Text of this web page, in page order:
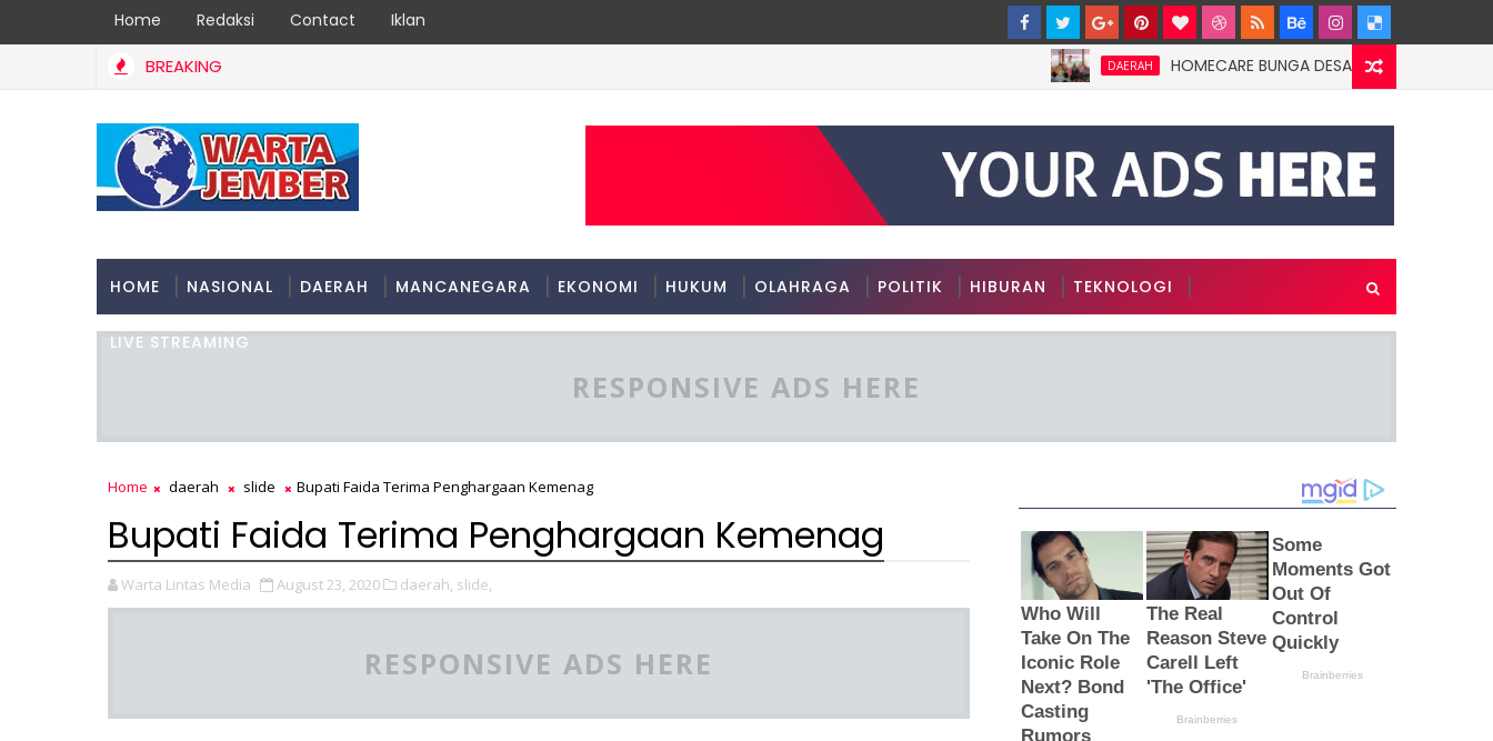
Home Redaksi Contact Iklan
BREAKING DAERAH HOMECARE BUNGA DESAKU DI ROWOTAMTU:
HOME NASIONAL DAERAH MANCANEGARA EKONOMI HUKUM OLAHRAGA POLITIK HIBURAN TEKNOLOGI
LIVE STREAMING
RESPONSIVE ADS HERE
Home daerah slide Bupati Faida Terima Penghargaan Kemenag
Bupati Faida Terima Penghargaan Kemenag
Warta Lintas Media August 23, 2020 daerah, slide,
RESPONSIVE ADS HERE